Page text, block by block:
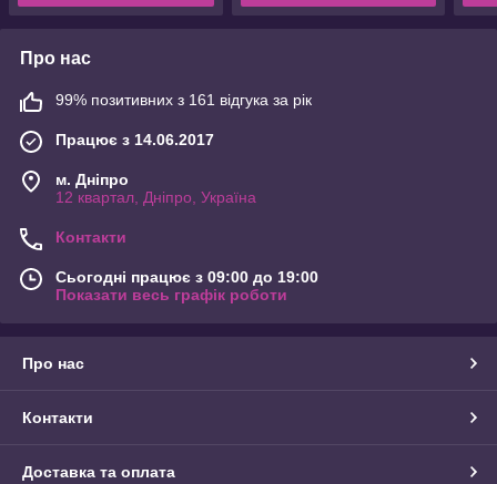
Про нас
99% позитивних з 161 відгука за рік
Працює з 14.06.2017
м. Дніпро
12 квартал, Дніпро, Україна
Контакти
Сьогодні працює з 09:00 до 19:00
Показати весь графік роботи
Про нас
Контакти
Доставка та оплата